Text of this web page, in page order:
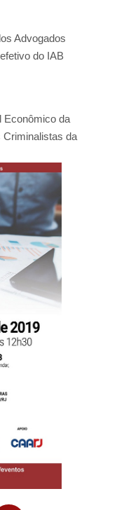
Advogados
do IAB
Econômico da
Criminalistas da